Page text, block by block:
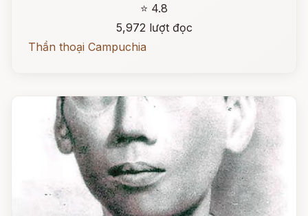
⭐ 4.8
5,972 lượt đọc
Thần thoại Campuchia